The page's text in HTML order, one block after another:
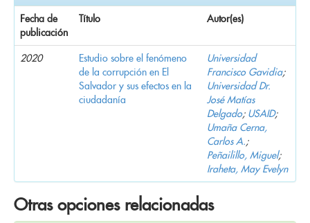
Fecha de
publicación
Título Autor(es)
2020
Estudio sobre el fenómeno
de la corrupción en El
Salvador y sus efectos en la
ciudadanía
Universidad
Francisco Gavidia;
Universidad Dr.
José Matías
Delgado; USAID;
Umaña Cerna,
Carlos A.;
Peñailillo, Miguel;
Iraheta, May Evelyn
Otras opciones relacionadas